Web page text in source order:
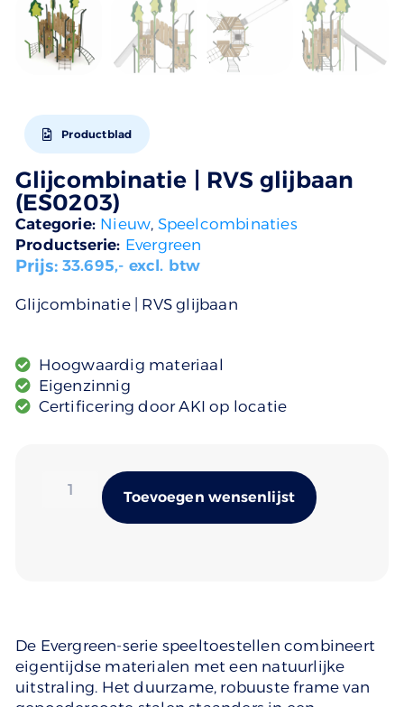
Productblad
Glijcombinatie | RVS glijbaan
(ES0203)
Categorie: Nieuw, Speelcombinaties
Productserie: Evergreen
Prijs:33.695,- excl. btw
Glijcombinatie | RVS glijbaan
Hoogwaardig materiaal
Eigenzinnig
Certificering door AKI op locatie
Toevoegen wensenlijst
De Evergreen-serie speeltoestellen combineert
eigentijdse materialen met een natuurlijke
uitstraling. Het duurzame, robuuste frame van